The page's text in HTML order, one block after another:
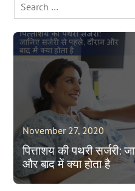
for:
November 27, 2020
पित्ताशय की पथरी सर्जरी:
और बाद में क्या होता है